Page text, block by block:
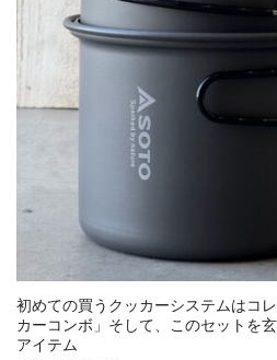
初めての買うクッカーシステムはコ
カーコンボ」そして、このセットを
アイテム